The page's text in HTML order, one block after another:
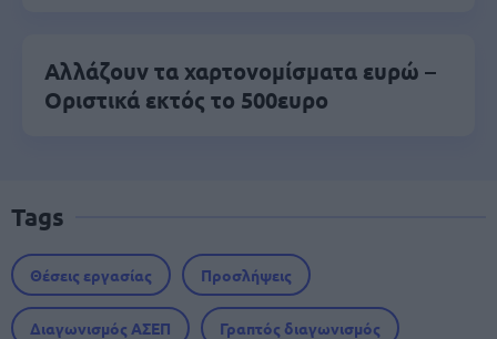
Αλλάζουν τα χαρτονομίσματα ευρώ –
Οριστικά εκτός το 500ευρο
Tags
Θέσεις εργασίας Προσλήψεις
Διαγωνισμός ΑΣΕΠ Γραπτός διαγωνισμός